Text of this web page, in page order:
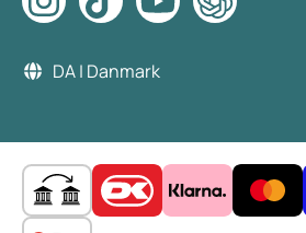
DA | Danmark